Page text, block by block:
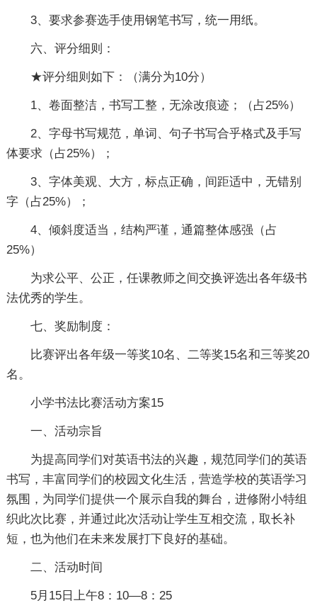
3、要求参赛选手使用钢笔书写，统一用纸。
六、评分细则：
★评分细则如下：（满分为10分）
1、卷面整洁，书写工整，无涂改痕迹；（占25%）
2、字母书写规范，单词、句子书写合乎格式及手写
体要求（占25%）；
3、字体美观、大方，标点正确，间距适中，无错别
字（占25%）；
4、倾斜度适当，结构严谨，通篇整体感强（占
25%）
为求公平、公正，任课教师之间交换评选出各年级书
法优秀的学生。
七、奖励制度：
比赛评出各年级一等奖10名、二等奖15名和三等奖20
名。
小学书法比赛活动方案15
一、活动宗旨
为提高同学们对英语书法的兴趣，规范同学们的英语
书写，丰富同学们的校园文化生活，营造学校的英语学习
氛围，为同学们提供一个展示自我的舞台，进修附小特组
织此次比赛，并通过此次活动让学生互相交流，取长补
短，也为他们在未来发展打下良好的基础。
二、活动时间
5月15日上午8：10—8：25